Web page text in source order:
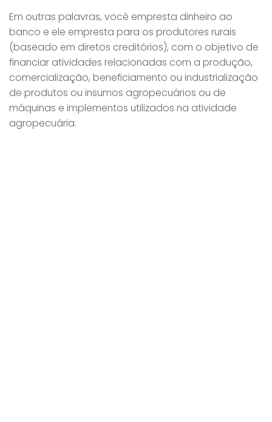
Em outras palavras, você empresta dinheiro ao
banco e ele empresta para os produtores rurais
(baseado em diretos creditórios), com o objetivo de
financiar atividades relacionadas com a produção,
comercialização, beneficiamento ou industrialização
de produtos ou insumos agropecuários ou de
máquinas e implementos utilizados na atividade
agropecuária.